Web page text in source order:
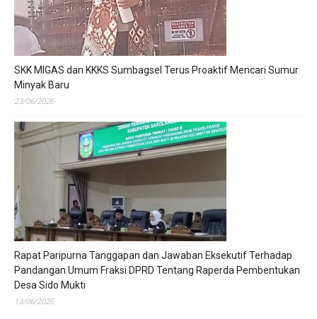
SKK MIGAS dan KKKS Sumbagsel Terus Proaktif Mencari Sumur
Minyak Baru
23/06/2026
Rapat Paripurna Tanggapan dan Jawaban Eksekutif Terhadap
Pandangan Umum Fraksi DPRD Tentang Raperda Pembentukan
Desa Sido Mukti
13/06/2026